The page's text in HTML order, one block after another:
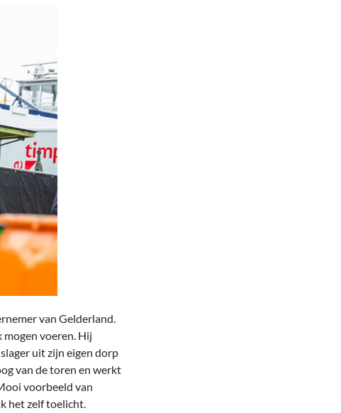
van Gelderland.
voeren. Hij
uit zijn eigen dorp
van de toren en werkt
voorbeeld van
het zelf toelicht.